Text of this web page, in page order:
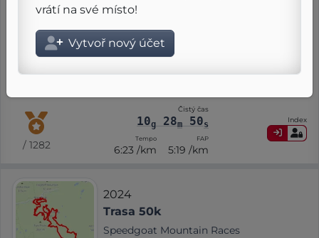
UTMB
+ 5 850 m
/ 1282
Čistý čas
10g28m50s
Tempo
6:23 /km
FAP
5:19 /km
Index
2024
Trasa 50k
Speedgoat Mountain Races
vrátí na své místo!
Vytvoř nový účet